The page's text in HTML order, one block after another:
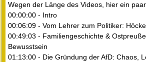
Wegen der Länge des Videos, hier ein
00:00:00 - Intro
00:06:09 - Vom Lehrer zum Politiker:
00:49:03 - Familiengeschichte &
Bewusstsein
01:13:00 - Die Gründung der AfD: Chaos,